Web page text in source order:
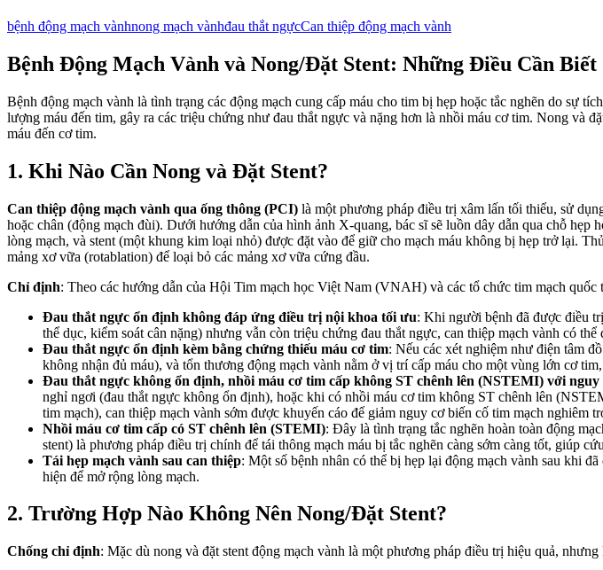
bệnh động mạch vànhnong mạch vànhđau thắt ngựcCan thiệp động mạch vành
Bệnh Động Mạch Vành và Nong/Đặt Stent: Những Điều Cần Biết
Bệnh động mạch vành là tình trạng các động mạch cung cấp máu cho tim bị hẹp hoặc tắc nghẽn do sự
lượng máu đến tim, gây ra các triệu chứng như đau thắt ngực và nặng hơn là nhồi máu cơ tim. Nong và
máu đến cơ tim.
1. Khi Nào Cần Nong và Đặt Stent?
Can thiệp động mạch vành qua ống thông (PCI) là một phương pháp điều trị xâm lấn tối thiểu, sử
hoặc chân (động mạch đùi). Dưới hướng dẫn của hình ảnh X-quang, bác sĩ sẽ luồn dây dẫn qua chỗ
lòng mạch, và stent (một khung kim loại nhỏ) được đặt vào để giữ cho mạch máu không bị hẹp trở lại.
mảng xơ vữa (rotablation) để loại bỏ các mảng xơ vữa cứng đầu.
Chỉ định: Theo các hướng dẫn của Hội Tim mạch học Việt Nam (VNAH) và các tổ chức tim mạch
Đau thắt ngực ổn định không đáp ứng điều trị nội khoa tối ưu: Khi người bệnh đã được điều
thể dục, kiểm soát cân nặng) nhưng vẫn còn triệu chứng đau thắt ngực, can thiệp mạch vành có thể
Đau thắt ngực ổn định kèm bằng chứng thiếu máu cơ tim: Nếu các xét nghiệm như điện tâm
không nhận đủ máu), và tổn thương động mạch vành nằm ở vị trí cấp máu cho một vùng lớn cơ
Đau thắt ngực không ổn định, nhồi máu cơ tim cấp không ST chênh lên (NSTEMI) với nguy
nghỉ ngơi (đau thắt ngực không ổn định), hoặc khi có nhồi máu cơ tim không ST chênh lên
tim mạch), can thiệp mạch vành sớm được khuyến cáo để giảm nguy cơ biến cố tim mạch nghiêm
Nhồi máu cơ tim cấp có ST chênh lên (STEMI): Đây là tình trạng tắc nghẽn hoàn toàn động
stent) là phương pháp điều trị chính để tái thông mạch máu bị tắc nghẽn càng sớm càng tốt, giúp
Tái hẹp mạch vành sau can thiệp: Một số bệnh nhân có thể bị hẹp lại động mạch vành sau khi
hiện để mở rộng lòng mạch.
2. Trường Hợp Nào Không Nên Nong/Đặt Stent?
Chống chỉ định: Mặc dù nong và đặt stent động mạch vành là một phương pháp điều trị hiệu quả,